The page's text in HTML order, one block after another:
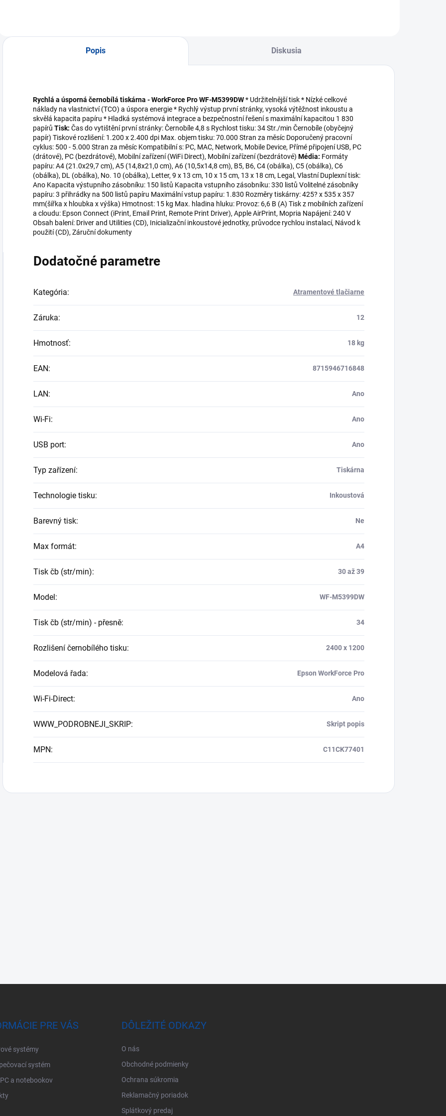
Popis Diskusia
Rychlá a úsporná černobílá tiskárna - WorkForce Pro WF-M5399DW* Udržitelnější tisk * Nízké celkové
náklady na vlastnictví (TCO) a úspora energie * Rychlý výstup první stránky, vysoká výtěžnost inkoustu a
skvělá kapacita papíru * Hladká systémová integrace a bezpečnostní řešení s maximální kapacitou 1 830
papírů Tisk: Čas do vytištění první stránky: Černobíle 4,8 s Rychlost tisku: 34 Str./min Černobíle (obyčejný
papír) Tiskové rozlišení: 1.200 x 2.400 dpi Max. objem tisku: 70.000 Stran za měsíc Doporučený pracovní
cyklus: 500 - 5.000 Stran za měsíc Kompatibilní s: PC, MAC, Network, Mobile Device, Přímé připojení USB, PC
(drátové), PC (bezdrátové), Mobilní zařízení (WiFi Direct), Mobilní zařízení (bezdrátové) Média: Formáty
papíru: A4 (21.0x29,7 cm), A5 (14,8x21,0 cm), A6 (10,5x14,8 cm), B5, B6, C4 (obálka), C5 (obálka), C6
(obálka), DL (obálka), No. 10 (obálka), Letter, 9 x 13 cm, 10 x 15 cm, 13 x 18 cm, Legal, Vlastní Duplexní tisk:
Ano Kapacita výstupního zásobníku: 150 listů Kapacita vstupního zásobníku: 330 listů Volitelné zásobníky
papíru: 3 přihrádky na 500 listů papíru Maximální vstup papíru: 1.830 Rozměry tiskárny: 425? x 535 x 357
mm(šířka x hloubka x výška) Hmotnost: 15 kg Max. hladina hluku: Provoz: 6,6 B (A) Tisk z mobilních zařízení
a cloudu: Epson Connect (iPrint, Email Print, Remote Print Driver), Apple AirPrint, Mopria Napájení: 240 V
Obsah balení: Driver and Utilities (CD), Inicializační inkoustové jednotky, průvodce rychlou instalací, Návod k
použití (CD), Záruční dokumenty
Dodatočné parametre
Kategória: Atramentové tlačiarne
Záruka: 12
Hmotnosť: 18 kg
EAN: 8715946716848
LAN: Ano
Wi-Fi: Ano
USB port: Ano
Typ zařízení: Tiskárna
Technologie tisku: Inkoustová
Barevný tisk: Ne
Max formát: A4
Tisk čb (str/min): 30 až 39
Model : WF-M5399DW
Tisk čb (str/min) - přesně: 34
Rozlišení černobílého tisku: 2400 x 1200
Modelová řada: Epson WorkForce Pro
Wi-Fi-Direct: Ano
WWW_PODROBNEJI_SKRIP: Skript popis
MPN: C11CK77401
PRE VÁS
systémy
systém
a notebookov
DÔLEŽITÉ ODKAZY
O nás
Obchodné podmienky
Ochrana súkromia
Reklamačný poriadok
Splátkový predaj